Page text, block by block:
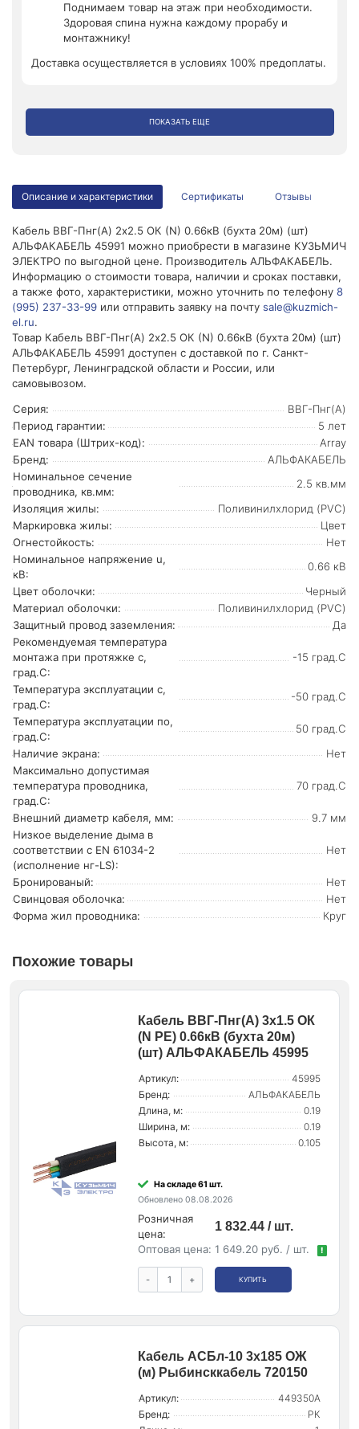
Поднимаем товар на этаж при необходимости.
Здоровая спина нужна каждому прорабу и
монтажнику!
Доставка осуществляется в условиях 100% предоплаты.
ПОКАЗАТЬ ЕЩЕ
Описание и характеристики Сертификаты Отзывы
Кабель ВВГ-Пнг(А) 2х2.5 ОК (N) 0.66кВ (бухта 20м) (шт)
АЛЬФАКАБЕЛЬ 45991 можно приобрести в магазине КУЗЬМИЧ
ЭЛЕКТРО по выгодной цене. Производитель АЛЬФАКАБЕЛЬ.
Информацию о стоимости товара, наличии и сроках поставки,
а также фото, характеристики, можно уточнить по телефону 8
(995) 237-33-99 или отправить заявку на почту sale@kuzmich-
el.ru.
Товар Кабель ВВГ-Пнг(А) 2х2.5 ОК (N) 0.66кВ (бухта 20м) (шт)
АЛЬФАКАБЕЛЬ 45991 доступен с доставкой по г. Санкт-
Петербург, Ленинградской области и России, или
самовывозом.
Серия:
ВВГ-Пнг(А)
Период гарантии:
5 лет
EAN товара (Штрих-код):
Array
Бренд:
АЛЬФАКАБЕЛЬ
Номинальное сечение
проводника, кв.мм:
2.5 кв.мм
Изоляция жилы:
Поливинилхлорид (PVC)
Маркировка жилы:
Цвет
Огнестойкость:
Нет
Номинальное напряжение u,
кВ:
0.66 кВ
Цвет оболочки:
Черный
Материал оболочки:
Поливинилхлорид (PVC)
Защитный провод заземления:
Да
Рекомендуемая температура
монтажа при протяжке с,
град.C:
-15 град.C
Температура эксплуатации с,
град.C:
-50 град.C
Температура эксплуатации по,
град.C:
50 град.C
Наличие экрана:
Нет
Максимально допустимая
температура проводника,
град.C:
70 град.C
Внешний диаметр кабеля, мм:
9.7 мм
Низкое выделение дыма в
соответствии с EN 61034-2
(исполнение нг-LS):
Нет
Бронированый:
Нет
Свинцовая оболочка:
Нет
Форма жил проводника:
Круг
Похожие товары
Кабель ВВГ-Пнг(А) 3х1.5 ОК
(N PE) 0.66кВ (бухта 20м)
(шт) АЛЬФАКАБЕЛЬ 45995
Артикул:
45995
Бренд:
АЛЬФАКАБЕЛЬ
Длина, м:
0.19
Ширина, м:
0.19
Высота, м:
0.105
На складе 61 шт.
Обновлено 08.08.2026
Розничная
цена:
1 832.44 / шт.
Оптовая цена: 1 649.20 руб. / шт. !
- + КУПИТЬ
Кабель АСБл-10 3х185 ОЖ
(м) Рыбинсккабель 720150
Артикул:
449350А
Бренд:
РК